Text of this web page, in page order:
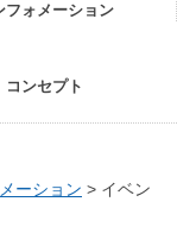
フォメーション
コンセプト
ーション > イベン